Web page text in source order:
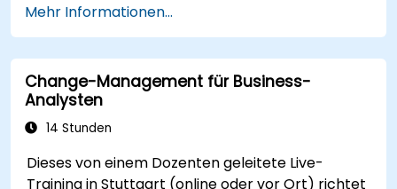
spezifisches Geschäftsziel auszuwählen.
Komplexe Geschäftsprozesse in klare
Diagramme zu zerlegen.
Kontaktstellen zwischen Prozessen, Daten
und Systemakteuren zu identifizieren.
Die Korrektheit und Effektivität erstellter
Mehr Informationen...
Change-Management für Business-
Analysten
14 Stunden
Dieses von einem Dozenten geleitete Live-
Training in Stuttgart (online oder vor Ort) richtet